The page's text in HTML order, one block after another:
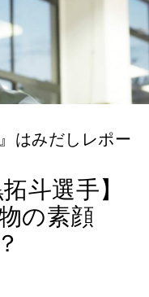
あなた
はみだしレポー
斗選手】
の素顔